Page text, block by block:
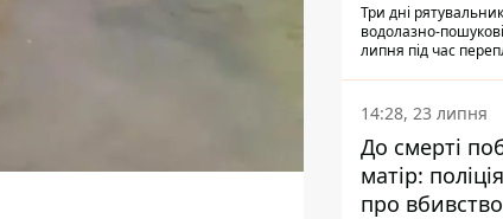
Три дні
водолазно-
липня під час
виявили тіло.
14:28, 23 липня
До смерті
матір:
про